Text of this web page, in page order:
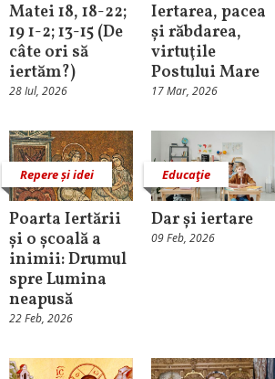
Matei 18, 18-22;
19 1-2; 13-15 (De
câte ori să
iertăm?)
28 Iul, 2026
Iertarea, pacea
și răbdarea,
virtuţile
Postului Mare
17 Mar, 2026
Repere și idei
Poarta Iertării
și o școală a
inimii: Drumul
spre Lumina
neapusă
22 Feb, 2026
Educaţie
Dar și iertare
09 Feb, 2026